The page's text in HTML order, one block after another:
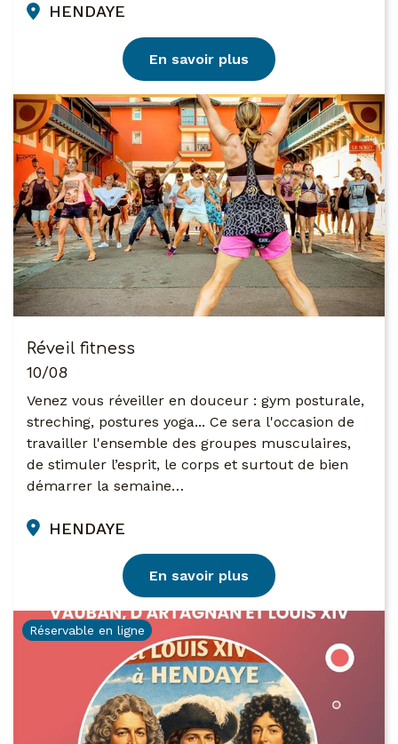
HENDAYE
En savoir plus
Réveil fitness
10/08
Venez vous réveiller en douceur : gym posturale,
streching, postures yoga... Ce sera l'occasion de
travailler l'ensemble des groupes musculaires,
de stimuler l’esprit, le corps et surtout de bien
démarrer la semaine…
HENDAYE
En savoir plus
Réservable en ligne